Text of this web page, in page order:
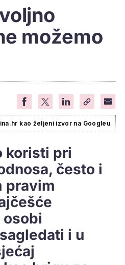
možemo
kao željeni izvor na Googleu
koristi pri
često i
pravim
osobi
i u